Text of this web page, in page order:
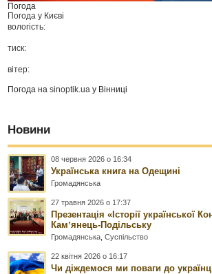
Погода
Погода у Києві
вологість:
тиск:
вітер:
Погода наsinoptik.ua у Вінниці
Новини
08 червня 2026 о 16:34
Українська книга на Одещині
Громадянська
27 травня 2026 о 17:37
Презентація «Історії української
Камʼянець-Подільську
Громадянська ,Суспільство
22 квітня 2026 о 16:17
Чи діждемося ми поваги до